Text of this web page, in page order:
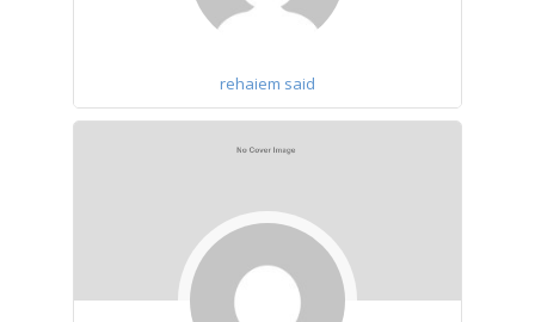
rehaiem said